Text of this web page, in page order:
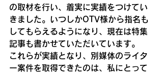
の取材を行い、着実に実績をつけてい
きました。いつしかOTV様から指名も
してもらえるようになり、現在は特集
記事も書かせていただいています。
これらが実績となり、別媒体のライタ
ー案件を取得できたのは、私にとって